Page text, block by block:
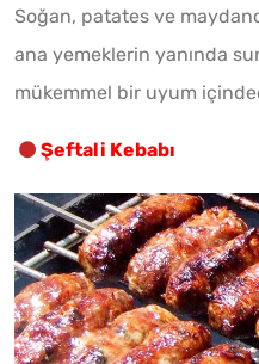
Soğan, patates ve
ana yemeklerin yanında
mükemmel bir uyum
Şeftali Kebabı